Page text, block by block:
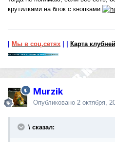
крутилками на блок с кнопками
Мы в соц.сетях Карта клубней
Murzik
Опубликовано 2 октября,
\ сказал: